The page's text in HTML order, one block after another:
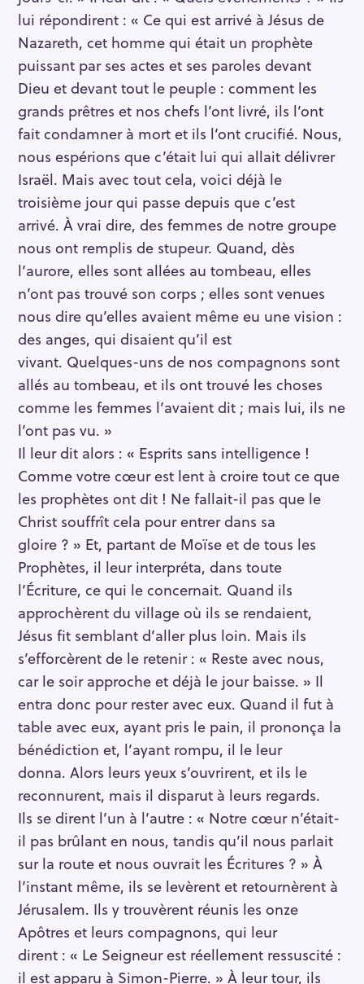
lui répondirent : « Ce qui est arrivé à Jésus de
Nazareth, cet homme qui était un prophète
puissant par ses actes et ses paroles devant
Dieu et devant tout le peuple : comment les
grands prêtres et nos chefs l’ont livré, ils l’ont
fait condamner à mort et ils l’ont crucifié. Nous,
nous espérions que c’était lui qui allait délivrer
Israël. Mais avec tout cela, voici déjà le
troisième jour qui passe depuis que c’est
arrivé. À vrai dire, des femmes de notre groupe
nous ont remplis de stupeur. Quand, dès
l’aurore, elles sont allées au tombeau, elles
n’ont pas trouvé son corps ; elles sont venues
nous dire qu’elles avaient même eu une vision :
des anges, qui disaient qu’il est
vivant. Quelques-uns de nos compagnons sont
allés au tombeau, et ils ont trouvé les choses
comme les femmes l’avaient dit ; mais lui, ils ne
l’ont pas vu. »
Il leur dit alors : « Esprits sans intelligence !
Comme votre cœur est lent à croire tout ce que
les prophètes ont dit ! Ne fallait-il pas que le
Christ souffrît cela pour entrer dans sa
gloire ? » Et, partant de Moïse et de tous les
Prophètes, il leur interpréta, dans toute
l’Écriture, ce qui le concernait. Quand ils
approchèrent du village où ils se rendaient,
Jésus fit semblant d’aller plus loin. Mais ils
s’efforcèrent de le retenir : « Reste avec nous,
car le soir approche et déjà le jour baisse. » Il
entra donc pour rester avec eux. Quand il fut à
table avec eux, ayant pris le pain, il prononça la
bénédiction et, l’ayant rompu, il le leur
donna. Alors leurs yeux s’ouvrirent, et ils le
reconnurent, mais il disparut à leurs regards.
Ils se dirent l’un à l’autre : « Notre cœur n’était-
il pas brûlant en nous, tandis qu’il nous parlait
sur la route et nous ouvrait les Écritures ? » À
l’instant même, ils se levèrent et retournèrent à
Jérusalem. Ils y trouvèrent réunis les onze
Apôtres et leurs compagnons, qui leur
dirent : « Le Seigneur est réellement ressuscité :
il est apparu à Simon-Pierre. » À leur tour, ils
S
e
a